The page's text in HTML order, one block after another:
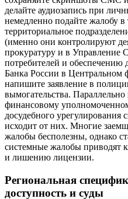
делайте аудиозапись при
немедленно подайте жалобу
территориальное
(именно они контролируют
прокуратуру и в Управление
потребителей и обеспечению
Банка России в Центральном
напишите заявление в
вымогательства.
финансовому
досудебного
исходит от них. Многие
жалобы бесполезны, однако
системные жалобы приводят
и лишению лицензии.
Региональная
доступность и суды